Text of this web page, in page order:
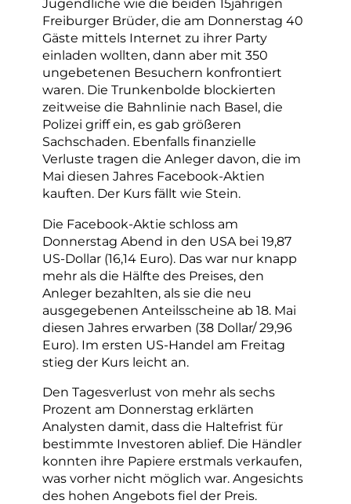
Jugendliche wie die beiden 15jährigen
Freiburger Brüder, die am Donnerstag 40
Gäste mittels Internet zu ihrer Party
einladen wollten, dann aber mit 350
ungebetenen Besuchern konfrontiert
waren. Die Trunkenbolde blockierten
zeitweise die Bahnlinie nach Basel, die
Polizei griff ein, es gab größeren
Sachschaden. Ebenfalls finanzielle
Verluste tragen die Anleger davon, die im
Mai diesen Jahres Facebook-Aktien
kauften. Der Kurs fällt wie Stein.
Die Facebook-Aktie schloss am
Donnerstag Abend in den USA bei 19,87
US-Dollar (16,14 Euro). Das war nur knapp
mehr als die Hälfte des Preises, den
Anleger bezahlten, als sie die neu
ausgegebenen Anteilsscheine ab 18. Mai
diesen Jahres erwarben (38 Dollar/ 29,96
Euro). Im ersten US-Handel am Freitag
stieg der Kurs leicht an.
Den Tagesverlust von mehr als sechs
Prozent am Donnerstag erklärten
Analysten damit, dass die Haltefrist für
bestimmte Investoren ablief. Die Händler
konnten ihre Papiere erstmals verkaufen,
was vorher nicht möglich war. Angesichts
des hohen Angebots fiel der Preis.